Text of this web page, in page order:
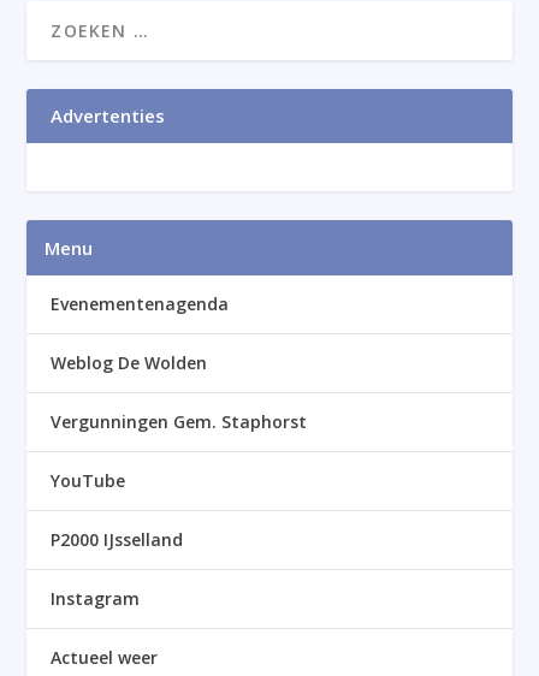
Advertenties
Menu
Evenementenagenda
Weblog De Wolden
Vergunningen Gem. Staphorst
YouTube
P2000 IJsselland
Instagram
Actueel weer